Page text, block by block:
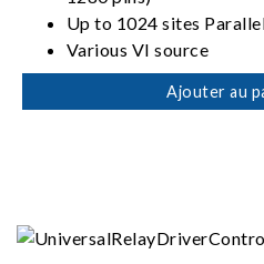
Up to 1024 sites
Various VI source
Flexible Architectures:
ADDA, VI source
Ajouter au